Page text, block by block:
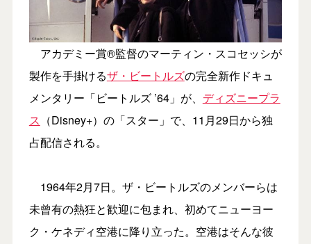
アカデミー賞®監督のマーティン・スコセッシが
製作を手掛けるザ・ビートルズの完全新作ドキュ
メンタリー「ビートルズ ’64」が、 ディズニープラ
ス （Disney+）の「スター」で、11月29日から独
占配信される。
1964年2月7日。ザ・ビートルズのメンバーらは
未曾有の熱狂と歓迎に包まれ、初めてニューヨー
ク・ケネディ空港に降り立った。空港はそんな彼